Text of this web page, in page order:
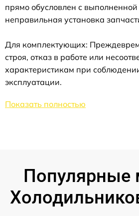
прямо обусловлен с
неправильная установка
Для комплектующих:
строя, отказ в работе или
характеристикам при
эксплуатации.
Показать полностью
Популярные